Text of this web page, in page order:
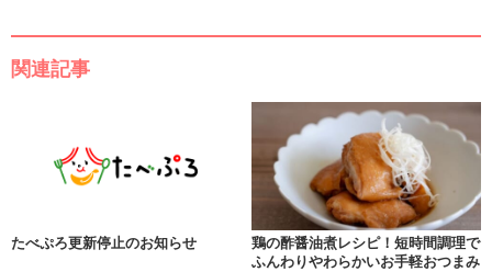
関連記事
たべぷろ更新停止のお知らせ
鶏の酢醤油煮レシピ！短時間調理で
ふんわりやわらかいお手軽おつまみ